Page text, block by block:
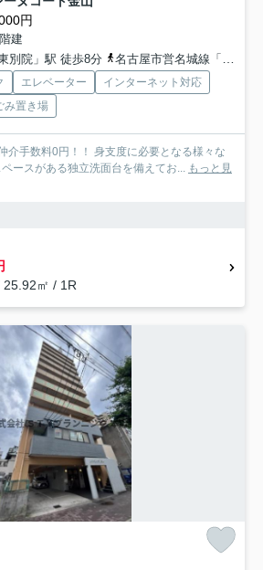
円
建
別院」駅 徒歩8分
名古屋市営名城線「金山」駅 徒歩11分
エレベーター
インターネット対応
み置き場
介手数料0円！！ 身支度に必要となる様々な
ースがある独立洗面台を備えてお... もっと見
25.92㎡ / 1R